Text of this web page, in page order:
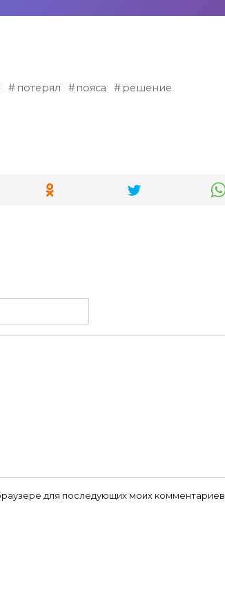
потерял пояса
решение
для последующих моих комментариев.